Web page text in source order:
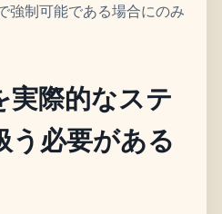
強制可能である場合にのみ
実際的なステ
う必要がある